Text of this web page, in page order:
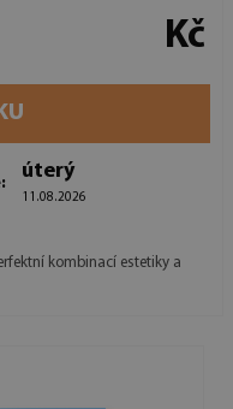
Kč
úterý
11.08.2026
kombinací estetiky a